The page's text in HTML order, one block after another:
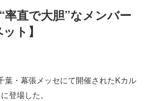
直で大胆”なメンバー
ト】
葉・幕張メッセにて開催されたKカル
登場した。